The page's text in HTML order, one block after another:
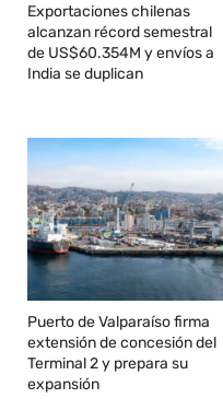
Exportaciones chilenas
alcanzan récord semestral
de US$60.354M y envíos a
India se duplican
Puerto de Valparaíso firma
extensión de concesión del
Terminal 2 y prepara su
expansión